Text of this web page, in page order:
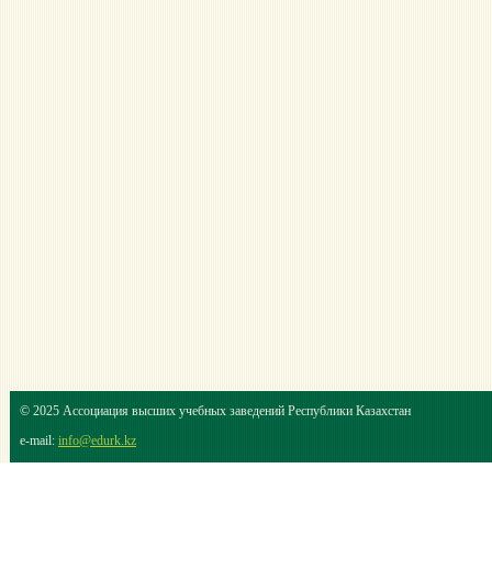
© 2025 Ассоциация высших учебных заведений Республики Казахстан
e-mail: info@edurk.kz